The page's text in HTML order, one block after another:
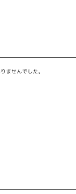
ませんでした。